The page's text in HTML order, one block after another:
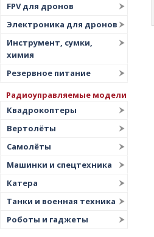
FPV для дронов
Электроника для дронов
Инструмент, сумки,
химия
Резервное питание
Радиоуправляемые модели
Квадрокоптеры
Вертолёты
Самолёты
Машинки и спецтехника
Катера
Танки и военная техника
Роботы и гаджеты